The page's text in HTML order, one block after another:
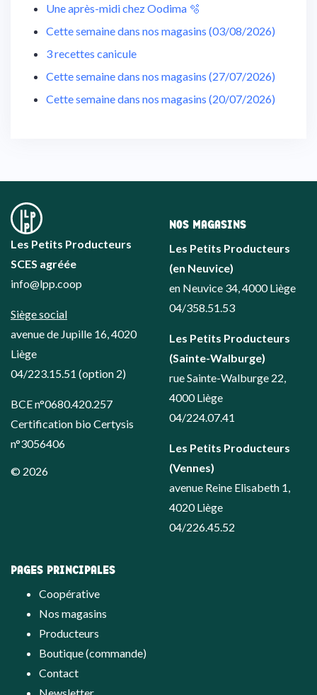
Une après-midi chez Oodima 🫧
Cette semaine dans nos magasins (03/08/2026)
3 recettes canicule
Cette semaine dans nos magasins (27/07/2026)
Cette semaine dans nos magasins (20/07/2026)
Les Petits Producteurs
SCES agréée
info@lpp.coop
Siège social
avenue de Jupille 16, 4020
Liège
04/223.15.51 (option 2)
BCE n°0680.420.257
Certification bio Certysis
n°3056406
© 2026
NOS MAGASINS
Les Petits Producteurs
(en Neuvice)
en Neuvice 34, 4000 Liège
04/358.51.53
Les Petits Producteurs
(Sainte-Walburge)
rue Sainte-Walburge 22,
4000 Liège
04/224.07.41
Les Petits Producteurs
(Vennes)
avenue Reine Elisabeth 1,
4020 Liège
04/226.45.52
PAGES PRINCIPALES
Coopérative
Nos magasins
Producteurs
Boutique (commande)
Contact